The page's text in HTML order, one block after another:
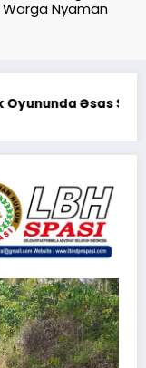
Nyaman
Balansı –
Kodaeral XII Gelar